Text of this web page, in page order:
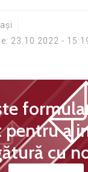
23.10.2022 -
a
cu